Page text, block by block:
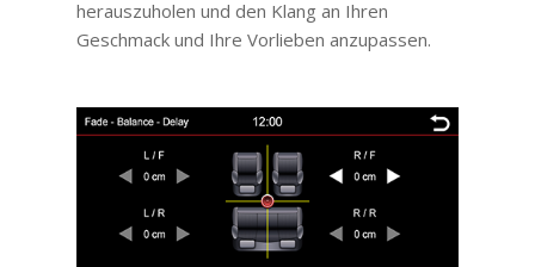
herauszuholen und den Klang an Ihren
Geschmack und Ihre Vorlieben anzupassen.